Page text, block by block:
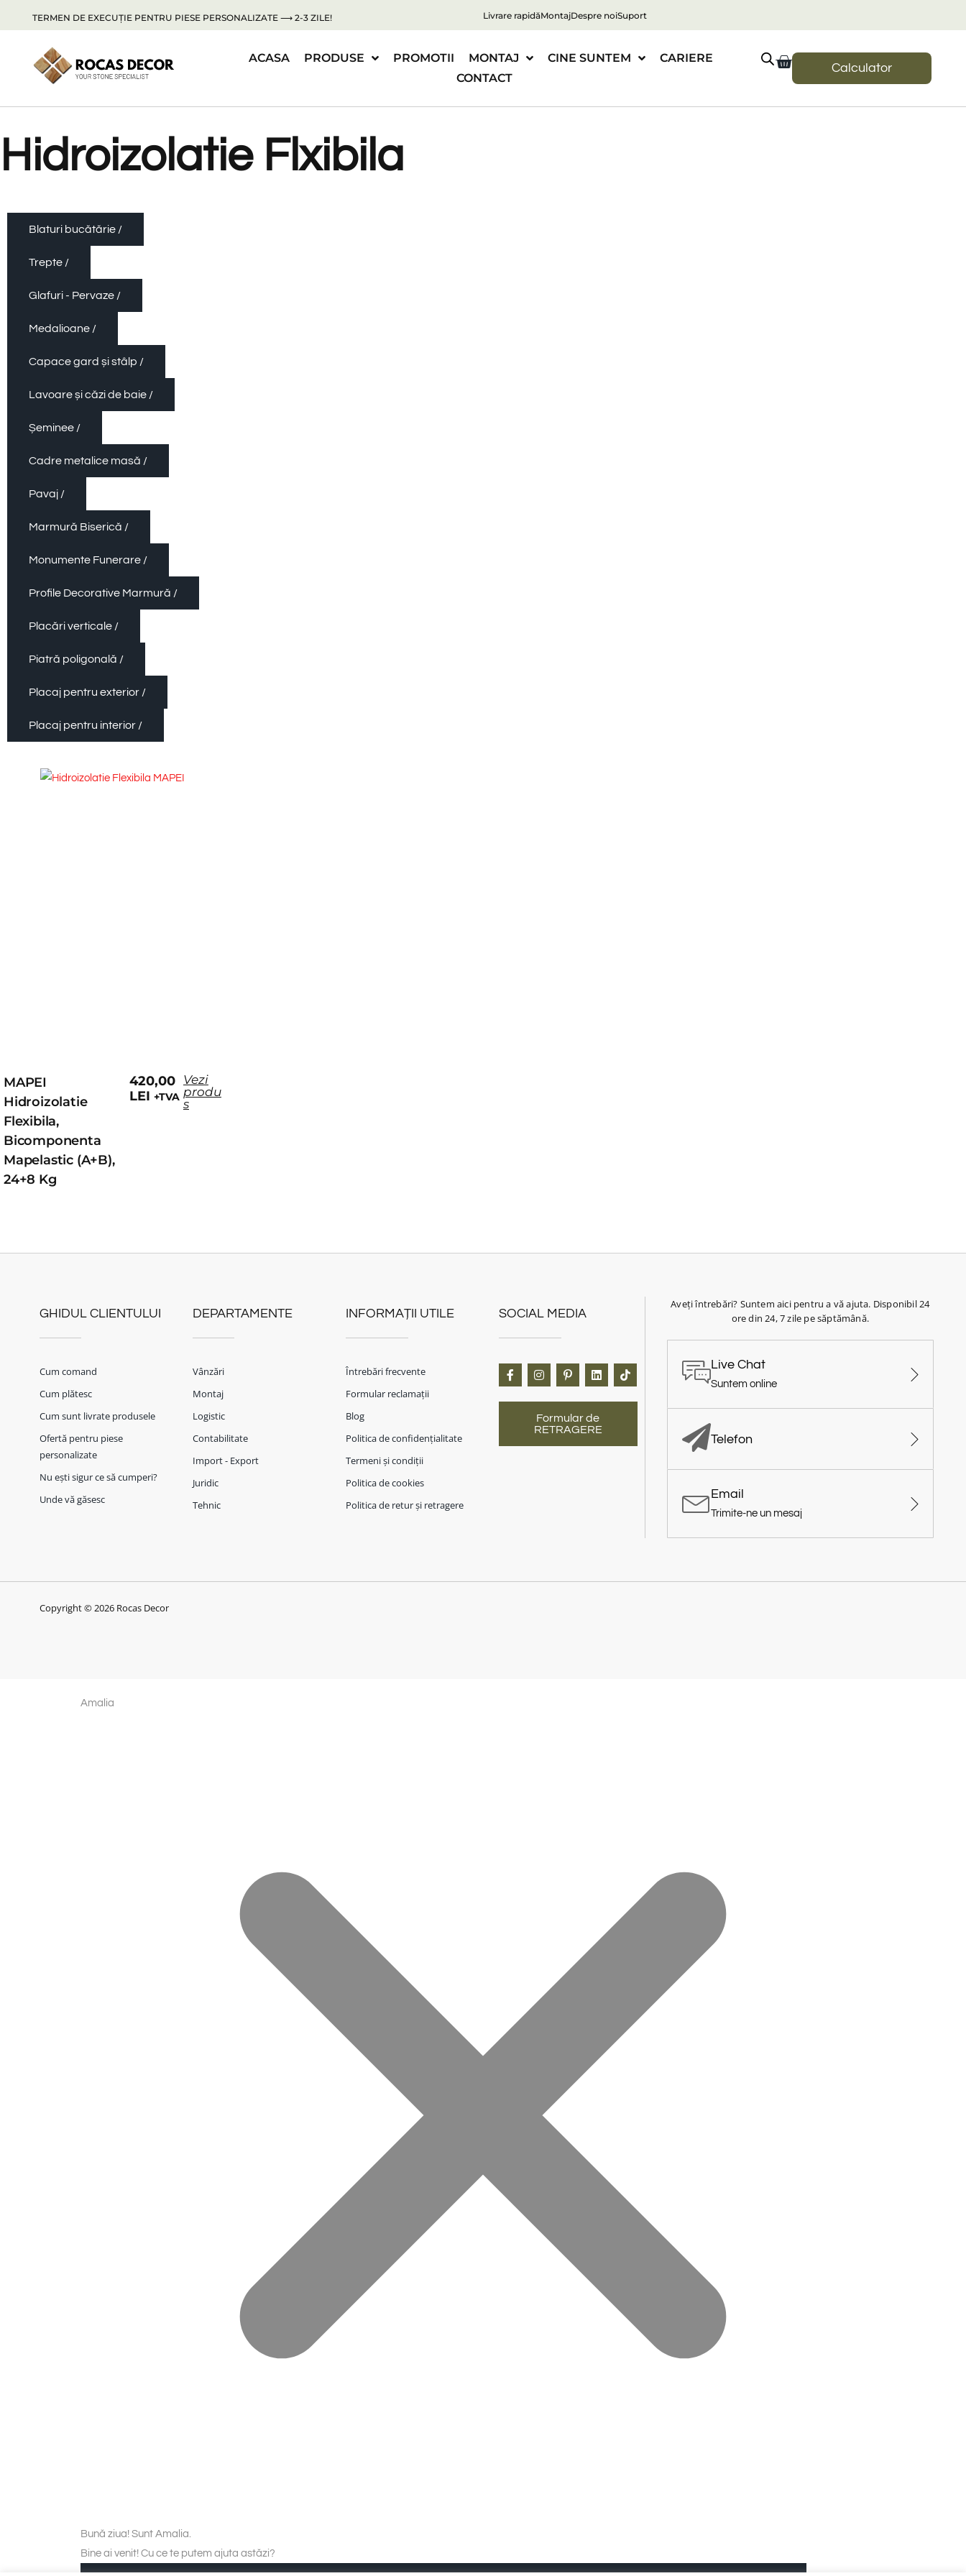
TERMEN DE EXECUȚIE PENTRU PIESE PERSONALIZATE ⟶ 2-3 ZILE! Livrare rapidăMontajDespre noiSuport
ACASA PRODUSE PROMOTII MONTAJ CINE SUNTEM
CARIERE
CONTACT
Calculator
Hidroizolatie Flxibila
Blaturi bucătărie /
Trepte /
Glafuri - Pervaze /
Medalioane /
Capace gard și stâlp /
Lavoare și căzi de baie /
Șeminee /
Cadre metalice masă /
Pavaj /
Marmură Biserică /
Monumente Funerare /
Profile Decorative Marmură /
Placări verticale /
Piatră poligonală /
Placaj pentru exterior /
Placaj pentru interior /
MAPEI
Hidroizolatie
Flexibila,
Bicomponenta
Mapelastic (A+B),
24+8 Kg
420,00
LEI +TVA
Vezi
produ
s
GHIDUL CLIENTULUI
Cum comand
Cum plătesc
Cum sunt livrate produsele
Ofertă pentru piese
personalizate
Nu ești sigur ce să cumperi?
Unde vă găsesc
DEPARTAMENTE
Vânzări
Montaj
Logistic
Contabilitate
Import - Export
Juridic
Tehnic
INFORMAȚII UTILE
Întrebări frecvente
Formular reclamații
Blog
Politica de confidențialitate
Termeni și condiții
Politica de cookies
Politica de retur și retragere
SOCIAL MEDIA
Formular de
RETRAGERE
Aveți întrebări? Suntem aici pentru a vă ajuta. Disponibil 24
ore din 24, 7 zile pe săptămână.
Live Chat
Suntem online
Telefon
Email
Trimite-ne un mesaj
Copyright © 2026 Rocas Decor
Amalia
Bună ziua! Sunt Amalia.
Bine ai venit! Cu ce te putem ajuta astăzi?